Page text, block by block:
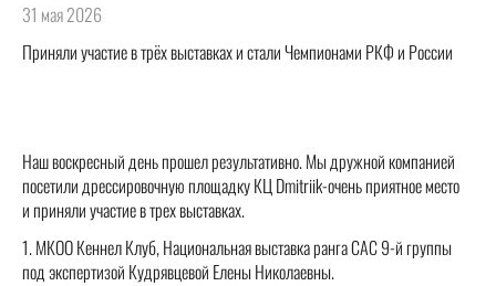
31 мая 2026
Приняли участие в трёх выставках и стали Чемпионами РКФ и России
Наш воскресный день прошел результативно. Мы дружной компанией
посетили дрессировочную площадку КЦ Dmitriik-очень приятное место
и приняли участие в трех выставках.
1. МКОО Кеннел Клуб, Национальная выставка ранга САС 9-й группы
под экспертизой Кудрявцевой Елены Николаевны.